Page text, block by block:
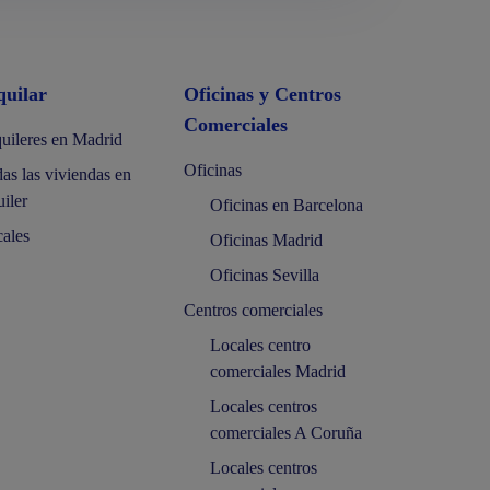
en Madrid
las viviendas en
Oficinas y Centros
Comerciales
Oficinas
Oficinas en Barcelona
Oficinas Madrid
Oficinas Sevilla
Centros comerciales
Locales centro
comerciales Madrid
Locales centros
comerciales A Coruña
Locales centros